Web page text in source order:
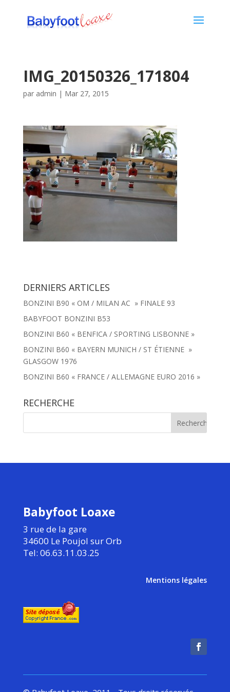
IMG_20150326_171804
par admin | Mar 27, 2015
DERNIERS ARTICLES
BONZINI B90 « OM / MILAN AC » FINALE 93
BABYFOOT BONZINI B53
BONZINI B60 « BENFICA / SPORTING LISBONNE »
BONZINI B60 « BAYERN MUNICH / ST ÉTIENNE »
GLASGOW 1976
BONZINI B60 « FRANCE / ALLEMAGNE EURO 2016 »
RECHERCHE
Babyfoot Loaxe
3 rue de la gare
34600 Le Poujol sur Orb
Tel: 06.63.11.03.25
Mentions légales